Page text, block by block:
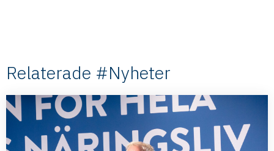
Relaterade #Nyheter